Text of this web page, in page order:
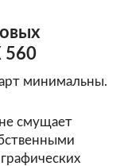
560
минимальны.
смущает